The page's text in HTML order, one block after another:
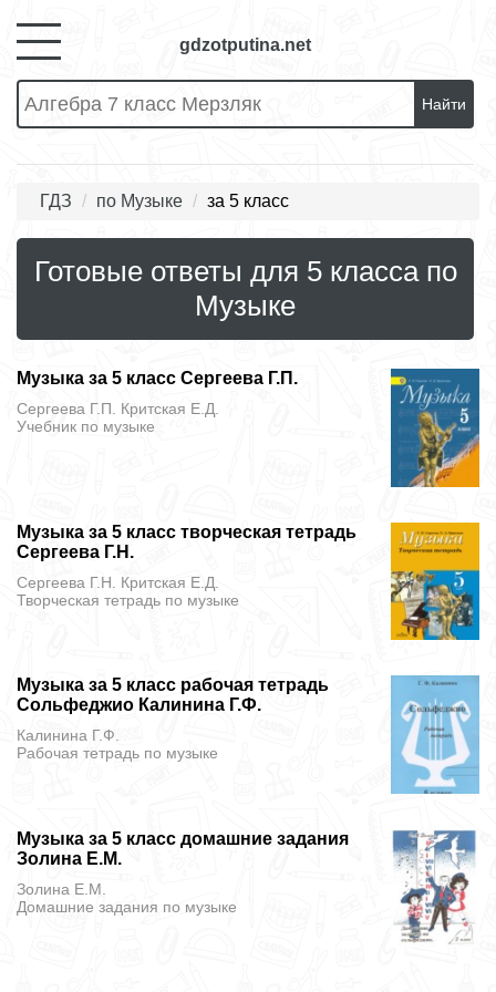
gdzotputina.net
Найти
ГДЗ по Музыке за 5 класс
Готовые ответы для 5 класса по
Музыке
Музыка за 5 класс Сергеева Г.П.
Сергеева Г.П. Критская Е.Д.
Учебник по музыке
Музыка за 5 класс творческая тетрадь
Сергеева Г.Н.
Сергеева Г.Н. Критская Е.Д.
Творческая тетрадь по музыке
Музыка за 5 класс рабочая тетрадь
Сольфеджио Калинина Г.Ф.
Калинина Г.Ф.
Рабочая тетрадь по музыке
Музыка за 5 класс домашние задания
Золина Е.М.
Золина Е.М.
Домашние задания по музыке